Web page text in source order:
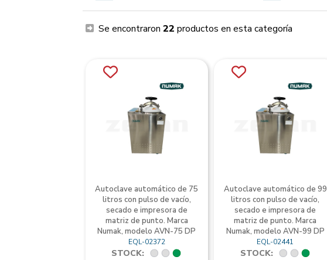
Se encontraron 22 productos en esta categoría
Autoclave automático de 75
litros con pulso de vacío,
secado e impresora de
matriz de punto. Marca
Numak, modelo AVN-75 DP
EQL-02372
STOCK:
Autoclave automático de 99
litros con pulso de vacío,
secado e impresora de
matriz de punto. Marca
Numak, modelo AVN-99 DP
EQL-02441
STOCK: